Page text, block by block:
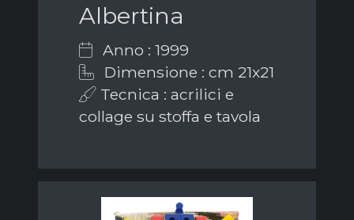
Albertina
Anno : 1999
Dimensione : cm 21x21
Tecnica : acrilici e
collage su stoffa e tavola